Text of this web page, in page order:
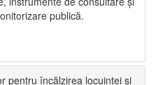
publică.
pentru încălzirea locuinței și